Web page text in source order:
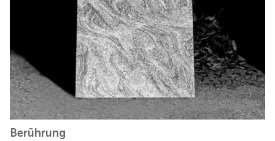
Berührung